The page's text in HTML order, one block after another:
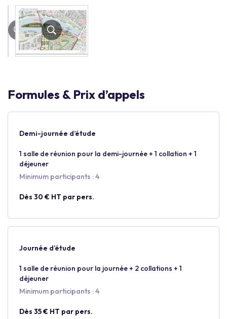
Formules & Prix d’appels
Demi-journée d’étude
1 salle de réunion pour la demi-journée + 1 collation + 1
déjeuner
Minimum participants : 4
Dès 30 € HT par pers.
Journée d’étude
1 salle de réunion pour la journée + 2 collations + 1
déjeuner
Minimum participants : 4
Dès 35 € HT par pers.